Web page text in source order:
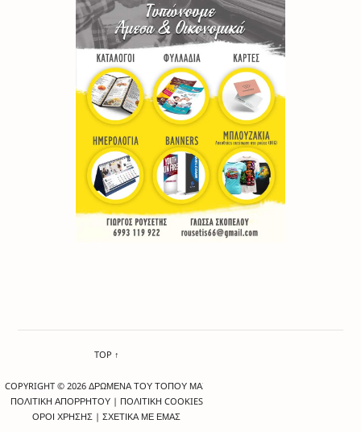
TOP ↑
COPYRIGHT © 2026 ΔΡΩΜΕΝΑ ΤΟΥ ΤΟΠΟΥ ΜΑΣ
ΠΟΛΙΤΙΚΗ ΑΠΟΡΡΗΤΟΥ| ΠΟΛΙΤΙΚΗ COOKIES
ΟΡΟΙ ΧΡΗΣΗΣ |ΣΧΕΤΙΚΑ ΜΕ ΕΜΑΣ